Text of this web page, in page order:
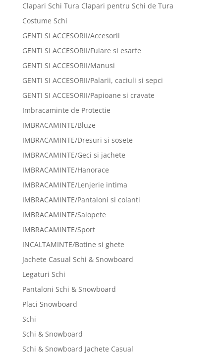
Clapari Schi Tura Clapari pentru Schi de Tura
Costume Schi
GENTI SI ACCESORII/Accesorii
GENTI SI ACCESORII/Fulare si esarfe
GENTI SI ACCESORII/Manusi
GENTI SI ACCESORII/Palarii, caciuli si sepci
GENTI SI ACCESORII/Papioane si cravate
Imbracaminte de Protectie
IMBRACAMINTE/Bluze
IMBRACAMINTE/Dresuri si sosete
IMBRACAMINTE/Geci si jachete
IMBRACAMINTE/Hanorace
IMBRACAMINTE/Lenjerie intima
IMBRACAMINTE/Pantaloni si colanti
IMBRACAMINTE/Salopete
IMBRACAMINTE/Sport
INCALTAMINTE/Botine si ghete
Jachete Casual Schi & Snowboard
Legaturi Schi
Pantaloni Schi & Snowboard
Placi Snowboard
Schi
Schi & Snowboard
Schi & Snowboard Jachete Casual